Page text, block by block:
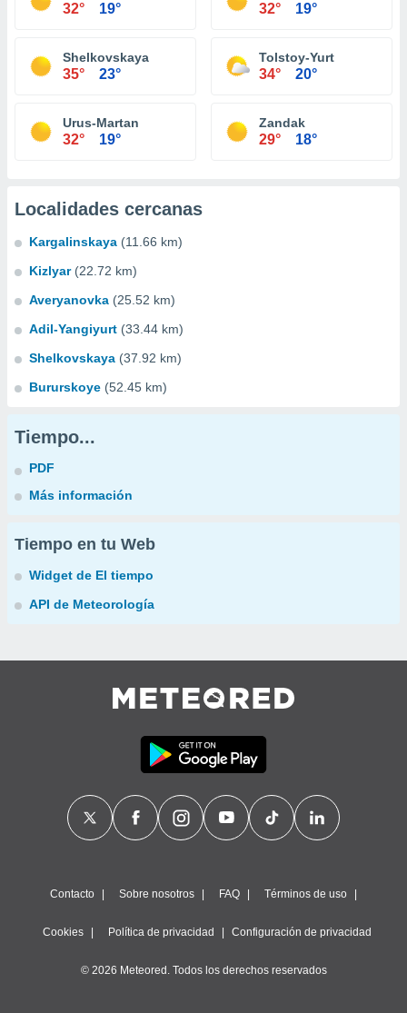
32° 19° 32° 19°
Shelkovskaya
35° 23°
Tolstoy-Yurt
34° 20°
Urus-Martan
32° 19°
Zandak
29° 18°
Localidades cercanas
Kargalinskaya (11.66 km)
Kizlyar (22.72 km)
Averyanovka (25.52 km)
Adil-Yangiyurt (33.44 km)
Shelkovskaya (37.92 km)
Bururskoye (52.45 km)
Tiempo...
PDF
Más información
Tiempo en tu Web
Widget de El tiempo
API de Meteorología
Contacto Sobre nosotros FAQ Términos de uso
Cookies Política de privacidad Configuración de privacidad
© 2026 Meteored. Todos los derechos reservados